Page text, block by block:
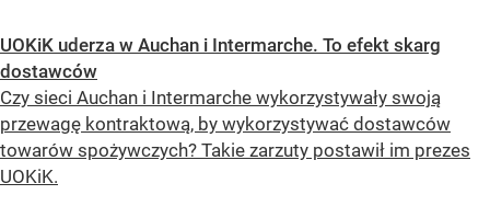
UOKiK uderza w Auchan i Intermarche. To efekt skarg
dostawców
Czy sieci Auchan i Intermarche wykorzystywały swoją
przewagę kontraktową, by wykorzystywać dostawców
towarów spożywczych? Takie zarzuty postawił im prezes
UOKiK.